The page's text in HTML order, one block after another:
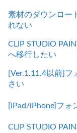
素材のダウンロー
れない
CLIP STUDIO
へ移行したい
[Ver.1.11.4以前]
さい
[iPad/iPhone]フォ
CLIP STUDIO